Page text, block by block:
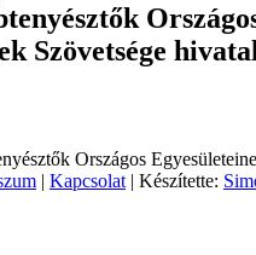
Szövetsége
Országos
| Kapcsolat | Készítette: